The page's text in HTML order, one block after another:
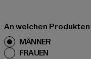
An welchen
MÄNNER
FRAUEN